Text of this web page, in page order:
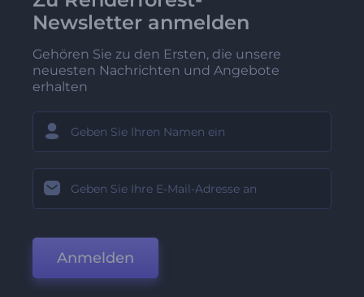
Newsletter anmelden
Gehören Sie zu den Ersten, die unsere
neuesten Nachrichten und Angebote
erhalten
Anmelden